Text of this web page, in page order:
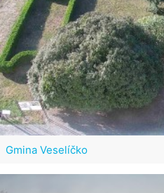
Gmina Veselíčko